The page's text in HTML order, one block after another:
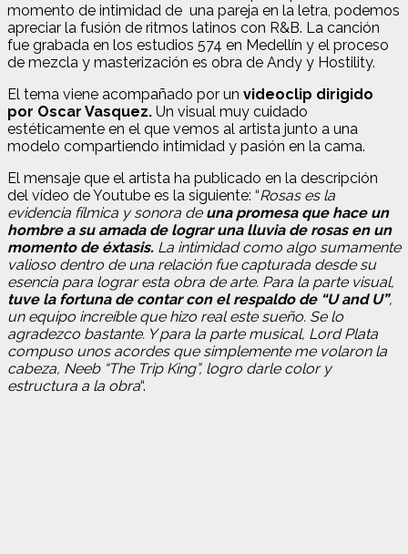
momento de intimidad de una pareja en la letra, podemos
apreciar la fusión de ritmos latinos con R&B. La canción
fue grabada en los estudios 574 en Medellín y el proceso
de mezcla y masterización es obra de Andy y Hostility.
El tema viene acompañado por un videoclip dirigido
por Oscar Vasquez. Un visual muy cuidado
estéticamente en el que vemos al artista junto a una
modelo compartiendo intimidad y pasión en la cama.
El mensaje que el artista ha publicado en la descripción
del vídeo de Youtube es la siguiente: “Rosas es la
evidencia fílmica y sonora deuna promesa que hace un
hombre a su amada de lograr una lluvia de rosas en un
momento de éxtasis. La intimidad como algo sumamente
valioso dentro de una relación fue capturada desde su
esencia para lograr esta obra de arte. Para la parte visual,
tuve la fortuna de contar con el respaldo de “U and U”,
un equipo increíble que hizo real este sueño. Se lo
agradezco bastante. Y para la parte musical, Lord Plata
compuso unos acordes que simplemente me volaron la
cabeza, Neeb “The Trip King”, logro darle color y
estructura a la obra“.